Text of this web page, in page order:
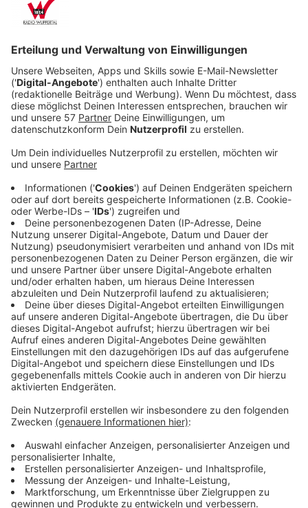
Veröffentlicht:
Anzeige
Zu Hause angekommen, muss Neve erkennen, dass sie
niemand wahrnimmt. Sie scheint ein Geist zu sein und
ihr Körper tot im See zu liegen. Offenbar wurde sie
ermordet. Wütend und verzweifelt macht sie sich auf
die Suche nach dem Täter. Dabei stößt sie auf immer
mehr Rätsel aus ihrer eigenen Vergangenheit und ist
gezwungen, über ihr Leben und die Menschen, die ihr
wichtig waren, verstörende Erkenntnisse zu sammeln.
Streaming-Dienst: Sky Ticket
Anzeige
Wir benötigen Ihre
Zustimmung, um den YouTube
Video-Service zu laden!
Drittanbieters, um Videoinhalte
Daten zu Ihren Aktivitäten
sammeln. Bitte lesen Sie die
Details durch und stimmen Sie der
Nutzung des Service zu, um dieses